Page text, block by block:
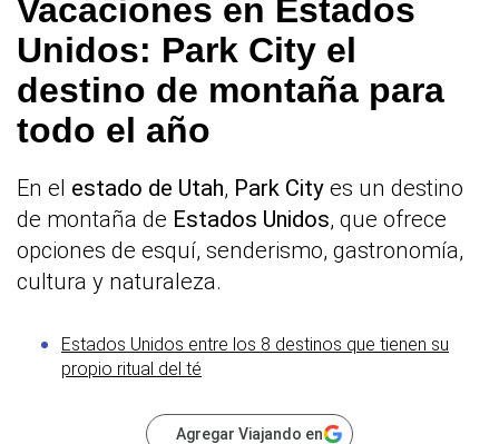
Vacaciones en Estados
Unidos: Park City el
destino de montaña para
todo el año
En el estado de Utah, Park City es un destino
de montaña de Estados Unidos, que ofrece
opciones de esquí, senderismo, gastronomía,
cultura y naturaleza.
Estados Unidos entre los 8 destinos que tienen su
propio ritual del té
Agregar Viajando en